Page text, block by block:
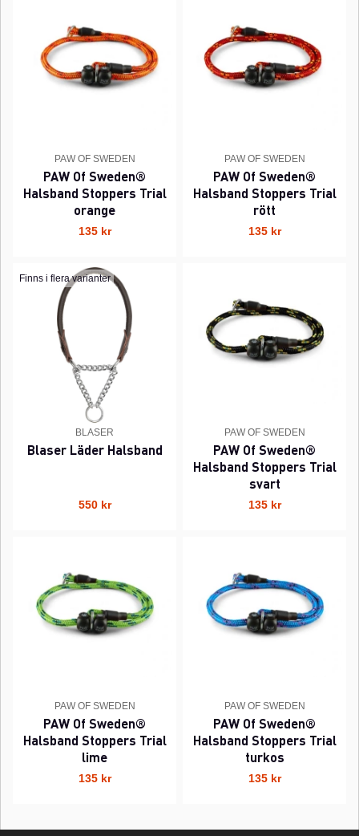
PAW OF SWEDEN
PAW Of Sweden®
Halsband Stoppers Trial
orange
135 kr
PAW OF SWEDEN
PAW Of Sweden®
Halsband Stoppers Trial
rött
135 kr
Finns i flera varianter
BLASER
Blaser Läder Halsband
550 kr
PAW OF SWEDEN
PAW Of Sweden®
Halsband Stoppers Trial
svart
135 kr
PAW OF SWEDEN
PAW Of Sweden®
Halsband Stoppers Trial
lime
135 kr
PAW OF SWEDEN
PAW Of Sweden®
Halsband Stoppers Trial
turkos
135 kr